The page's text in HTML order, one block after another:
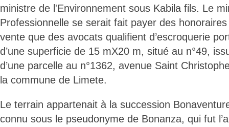
ministre de l'Environnement sous Kabila fils. Le
Professionnelle se serait fait payer des
vente que des avocats qualifient d’escroquerie
d’une superficie de 15 mX20 m, situé au n°49,
d’une parcelle au n°1362, avenue Saint
la commune de Limete.
Le terrain appartenait à la succession
connu sous le pseudonyme de Bonanza, qui fut